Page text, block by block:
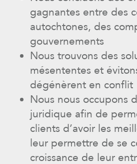
gagnantes entre des
autochtones, des
gouvernements
Nous trouvons des
mésententes et
dégénèrent en conflit
Nous nous occupons
juridique afin de
clients d’avoir les
leur permettre de se
croissance de leur